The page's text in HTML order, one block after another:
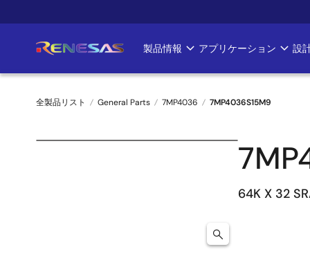
イ
ン
Main
navigation
製品情報 アプリケーション 設
パ
全製品リスト General Parts 7MP4036 7MP4036S15M9
64K X 32